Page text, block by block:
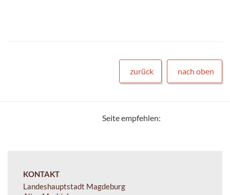
zurück nach oben
Seite empfehlen:
KONTAKT
Landeshauptstadt Magdeburg